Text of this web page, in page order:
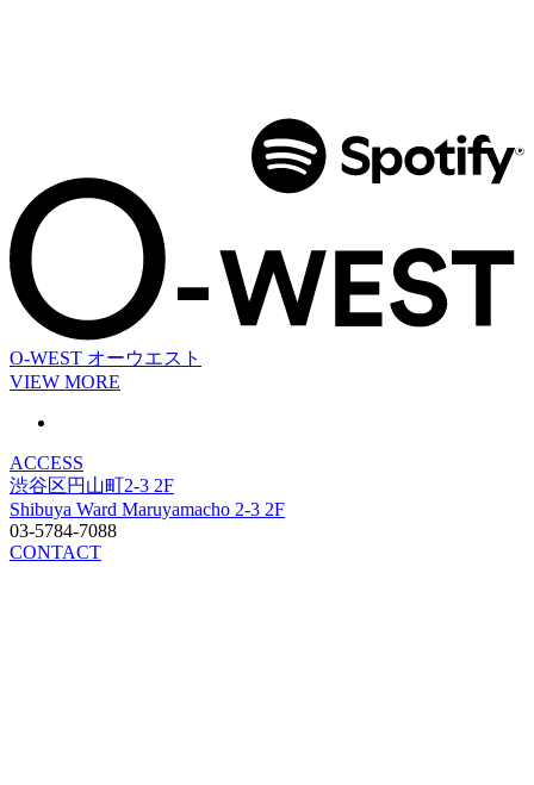
O-WEST オーウエスト
VIEW MORE
ACCESS
渋谷区円山町2-3 2F
Shibuya Ward Maruyamacho 2-3 2F
03-5784-7088
CONTACT